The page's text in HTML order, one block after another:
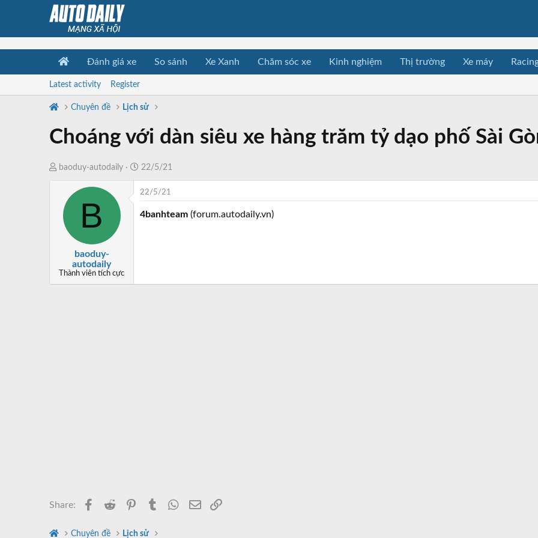
Đánh giá xe So sánh Xe Xanh Chăm sóc xe Kinh nghiệm Thị trường Xe máy
Latest activity Register
Chuyên đề Lịch sử
Choáng với dàn siêu xe hàng trăm tỷ dạo phố Sài
T
a
r
baoduy-autodaily
N
g
à
b
u
22/5/21
B
baoduy-
autodaily
Thành viên tích cực
22/5/21
4banhteam (forum.autodaily.vn)
Share: Facebook
Reddit Pinterest
Tumblr WhatsApp
Email
Chuyên đề Lịch sử